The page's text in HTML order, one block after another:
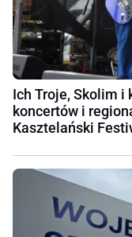
Ich Troje, Skolim i
koncertów i
Kasztelański